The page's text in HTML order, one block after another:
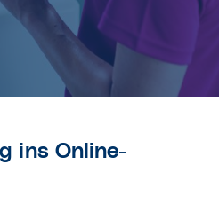
ins Online-